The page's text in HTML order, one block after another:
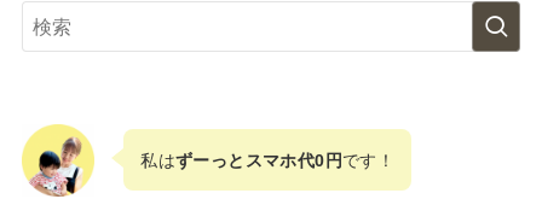
私はずーっとスマホ代0円です！